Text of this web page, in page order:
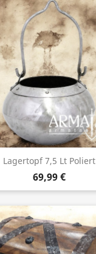
Lagertopf 7,5 Lt Poliert
69,99 €